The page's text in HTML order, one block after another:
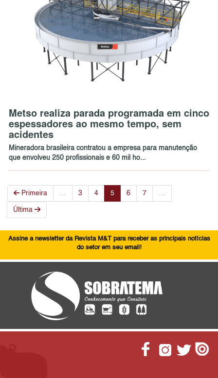
Metso realiza parada programada em cinco
espessadores ao mesmo tempo, sem
acidentes
Mineradora brasileira contratou a empresa para manutenção
que envolveu 250 profissionais e 60 mil ho...
Primeira 3 4 5 6 7
Última
Assine a newsletter da Revista M&T para receber as principais notícias
do setor em seu email!